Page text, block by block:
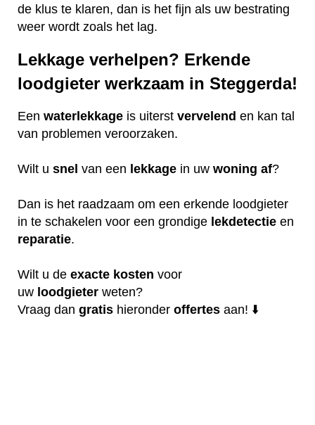
de klus te klaren, dan is het fijn als uw bestrating
weer wordt zoals het lag.
Lekkage verhelpen? Erkende
loodgieter werkzaam in Steggerda!
Een waterlekkage is uiterst vervelend en kan tal
van problemen veroorzaken.
Wilt u snel van een lekkage in uw woning af?
Dan is het raadzaam om een erkende loodgieter
in te schakelen voor een grondige lekdetectie en
reparatie.
Wilt u de exacte kosten voor
uw loodgieter weten?
Vraag dan gratis hieronder offertes aan! ⬇️